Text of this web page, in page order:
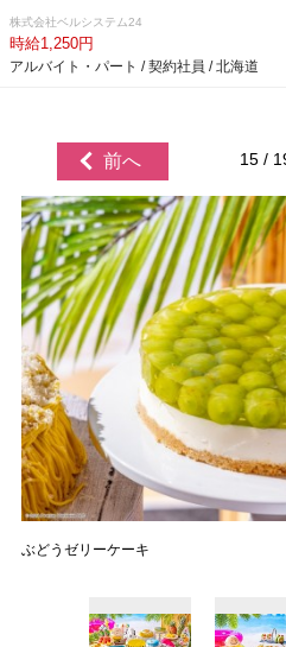
株式会社ベルシステム24
時給1,250円
アルバイト・パート / 契約社員 / 北海道
前へ 15 /
ぶどうゼリーケーキ